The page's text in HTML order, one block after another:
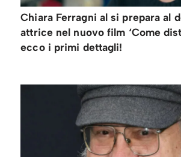
Chiara Ferragni al si prepara al
attrice nel nuovo film ‘Come
ecco i primi dettagli!